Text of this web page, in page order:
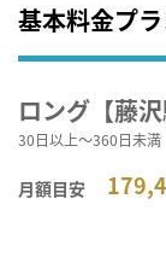
基本料金プ
ロング【藤沢
30日以上～360日未満
月額目安